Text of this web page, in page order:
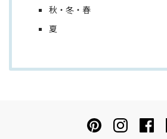
秋・冬・春
夏